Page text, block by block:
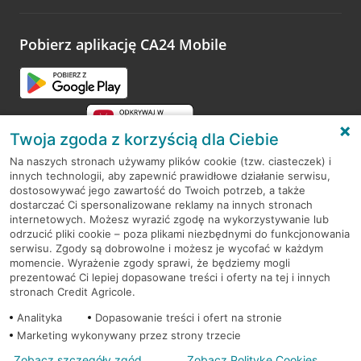
opinie.
Pobierz aplikację CA24 Mobile
RODO
Regulamin serwisu
Mapa serwisu
PolitykaCookies
Twoja zgoda z korzyścią dla Ciebie
Na naszych stronach używamy plików cookie (tzw. ciasteczek) i
innych technologii, aby zapewnić prawidłowe działanie serwisu,
dostosowywać jego zawartość do Twoich potrzeb, a także
dostarczać Ci spersonalizowane reklamy na innych stronach
internetowych. Możesz wyrazić zgodę na wykorzystywanie lub
odrzucić pliki cookie – poza plikami niezbędnymi do funkcjonowania
serwisu. Zgody są dobrowolne i możesz je wycofać w każdym
momencie. Wyrażenie zgody sprawi, że będziemy mogli
prezentować Ci lepiej dopasowane treści i oferty na tej i innych
stronach Credit Agricole.
Analityka
Dopasowanie treści i ofert na stronie
Marketing wykonywany przez strony trzecie